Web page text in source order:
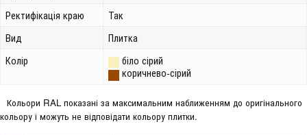
Ректифікація краю
Так
Вид
Плитка
Колір
біло сірий
коричнево-сірий
Кольори RAL показані за максимальним наближенням до оригінального
кольору і можуть не відповідати кольору плитки.